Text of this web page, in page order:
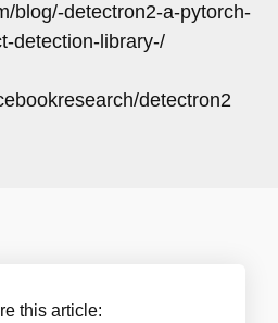
blog/-detectron2-a-pytorch-
detection-library-/
detectron2
this article: